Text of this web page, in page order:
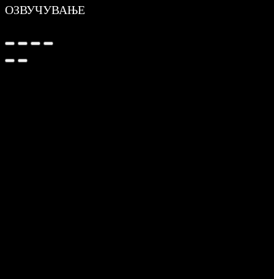
ОЗВУЧУВАЊЕ